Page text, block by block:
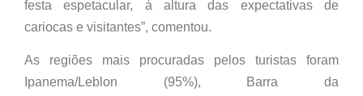
festa espetacular, à altura das expectativas de
cariocas e visitantes”, comentou.
As regiões mais procuradas pelos turistas foram
Ipanema/Leblon (95%), Barra da